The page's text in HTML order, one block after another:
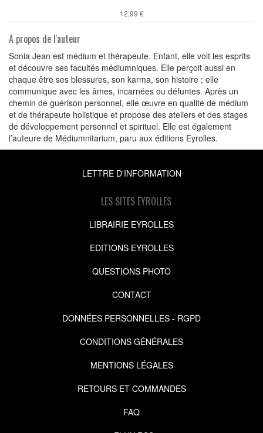
12,99 €
A propos de l'auteur
Sonia Jean est médium et thérapeute. Enfant, elle voit les esprits
et découvre ses facultés médiumniques. Elle perçoit aussi en
chaque être ses blessures, son karma, son histoire ; elle
communique avec les âmes, incarnées ou défuntes. Après un
chemin de guérison personnel, elle œuvre en qualité de médium
et de thérapeute holistique et propose des ateliers et des stages
de développement personnel et spirituel. Elle est également
l’auteure de Médiumnitarium, paru aux éditions Eyrolles.
LETTRE D'INFORMATION
LES SITES EYROLLES
LIBRAIRIE EYROLLES
EDITIONS EYROLLES
QUESTIONS PHOTO
CONTACT
DONNÉES PERSONNELLES - RGPD
CONDITIONS GÉNÉRALES
MENTIONS LÉGALES
RETOURS ET COMMANDES
FAQ